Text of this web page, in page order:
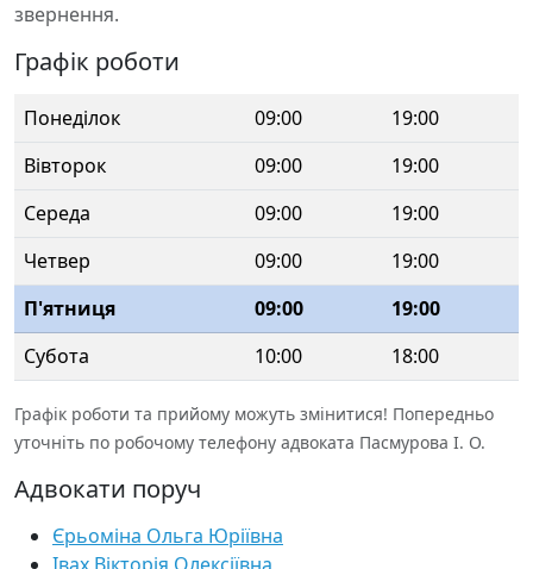
звернення.
Графік роботи
Понеділок 09:00
19:00
Вівторок
09:00
19:00
Середа
09:00
19:00
Четвер
09:00
19:00
П'ятниця
09:00
19:00
Субота
10:00 18:00
Графік роботи та прийому можуть змінитися! Попередньо
уточніть по робочому телефону адвоката Пасмурова І. О.
Адвокати поруч
Єрьоміна Ольга Юріївна